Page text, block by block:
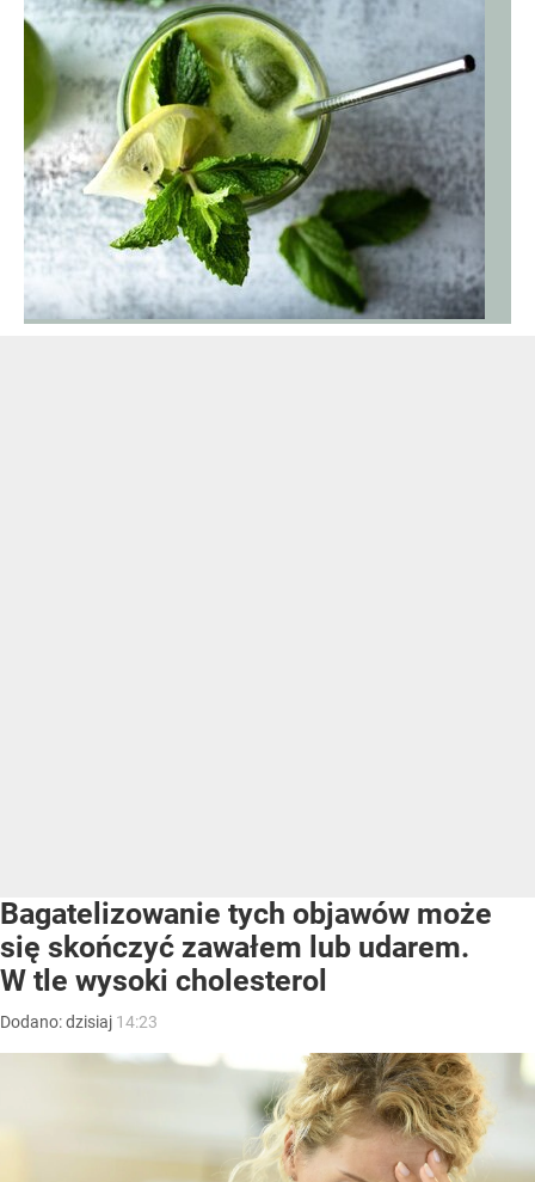
Bagatelizowanie tych objawów może
się skończyć zawałem lub udarem.
W tle wysoki cholesterol
Dodano:dzisiaj 14:23